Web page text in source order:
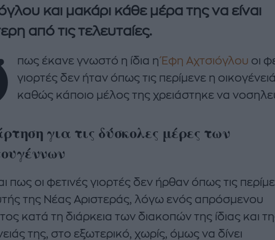
και μακάρι κάθε μέρα της να είναι
από τις τελευταίες.
πως έκανε γνωστό η ίδια ηΈφη Αχτσιόγλου οι
γιορτές δεν ήταν όπως τις περίμενε η
καθώς κάποιο μέλος της χρειάστηκε να
για τις δύσκολες μέρες των
πως οι φετινές γιορτές δεν ήρθαν όπως τις
της Νέας Αριστεράς, λόγω ενός απρόσμενου
κατά τη διάρκεια των διακοπών της ίδιας και
της, στο εξωτερικό, χωρίς, όμως να δίνει
Point of View
ΑΠΟΣΤΟΛΟΠΟΥΛΟΥ
καλοκαιρινή
σαλάτα με
φέτα και φράουλες
A STORY BY KORI
Nτίνα Νικολάου: «Όταν
έπαθα την πρώτη κρίση
πανικού νόμιζα πως θα
πεθάνω»